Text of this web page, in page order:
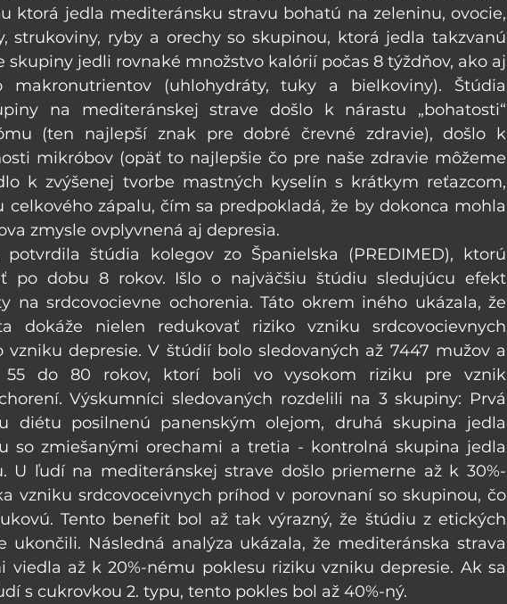
ktorá jedla mediteránsku stravu bohatú na zeleninu, ovocie,
strukoviny, ryby a orechy so skupinou, ktorá jedla takzvanú
skupiny jedli rovnaké množstvo kalórií počas 8 týždňov, ako aj
makronutrientov (uhlohydráty, tuky a bielkoviny). Štúdia
na mediteránskej strave došlo k nárastu „bohatosti“
(ten najlepší znak pre dobré črevné zdravie), došlo k
mikróbov (opäť to najlepšie čo pre naše zdravie môžeme
k zvýšenej tvorbe mastných kyselín s krátkym reťazcom,
celkového zápalu, čím sa predpokladá, že by dokonca mohla
zmysle ovplyvnená aj depresia.
štúdia kolegov zo Španielska (PREDIMED), ktorú
po dobu 8 rokov. Išlo o najväčšiu štúdiu sledujúcu efekt
na srdcovocievne ochorenia. Táto okrem iného ukázala, že
dokáže nielen redukovať riziko vzniku srdcovocievnych
vzniku depresie. V štúdií bolo sledovaných až 7447 mužov a
do 80 rokov, ktorí boli vo vysokom riziku pre vznik
Výskumníci sledovaných rozdelili na 3 skupiny: Prvá
diétu posilnenú panenským olejom, druhá skupina jedla
so zmiešanými orechami a tretia - kontrolná skupina jedla
U ľudí na mediteránskej strave došlo priemerne až k 30%-
vzniku srdcovoceivnych príhod v porovnaní so skupinou, čo
Tento benefit bol až tak výrazný, že štúdiu z etických
ukončili. Následná analýza ukázala, že mediteránska strava
viedla až k 20%-nému poklesu riziku vzniku depresie. Ak sa
s cukrovkou 2. typu, tento pokles bol až 40%-ný.